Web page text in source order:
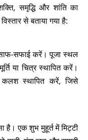
समृद्धि और शांति का
से बताया गया है:
सफाई करें। पूजा स्थल
या चित्र स्थापित करें।
स्थापित करें, जिसे
है। एक शुभ मुहूर्त में मिट्टी